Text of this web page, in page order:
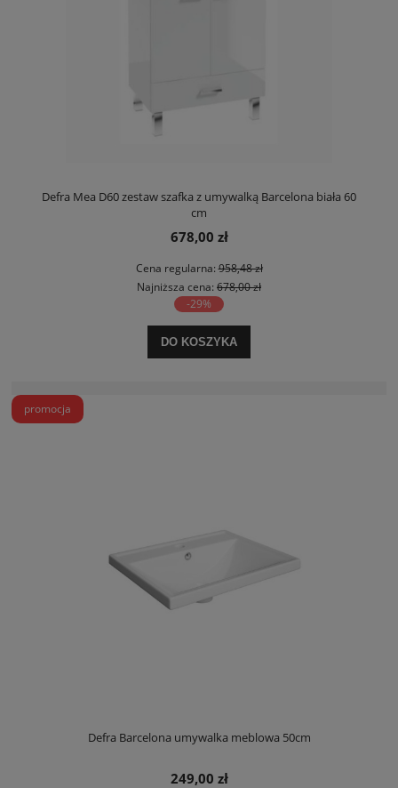
Defra Mea D60 zestaw szafka z umywalką Barcelona biała 60
cm
678,00 zł
Cena regularna:958,48 zł
Najniższa cena: 678,00 zł
-29%
DO KOSZYKA
Defra Barcelona umywalka meblowa 50cm
249,00 zł
promocja